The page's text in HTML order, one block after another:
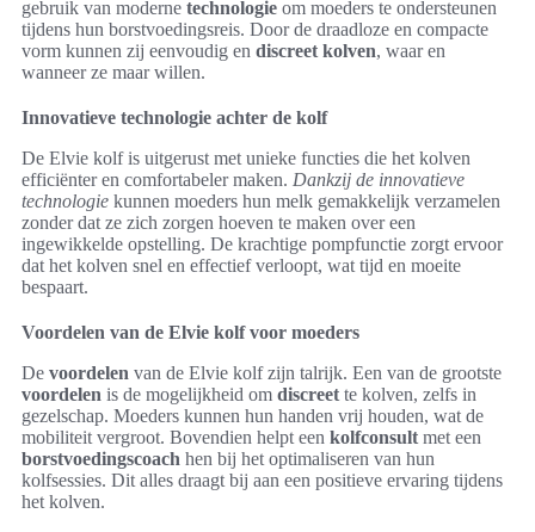
gebruik van moderne technologie om moeders te ondersteunen
tijdens hun borstvoedingsreis. Door de draadloze en compacte
vorm kunnen zij eenvoudig en discreet kolven, waar en
wanneer ze maar willen.
Innovatieve technologie achter de kolf
De Elvie kolf is uitgerust met unieke functies die het kolven
efficiënter en comfortabeler maken. Dankzij de innovatieve
technologie kunnen moeders hun melk gemakkelijk verzamelen
zonder dat ze zich zorgen hoeven te maken over een
ingewikkelde opstelling. De krachtige pompfunctie zorgt ervoor
dat het kolven snel en effectief verloopt, wat tijd en moeite
bespaart.
Voordelen van de Elvie kolf voor moeders
De voordelen van de Elvie kolf zijn talrijk. Een van de grootste
voordelen is de mogelijkheid om discreet te kolven, zelfs in
gezelschap. Moeders kunnen hun handen vrij houden, wat de
mobiliteit vergroot. Bovendien helpt een kolfconsult met een
borstvoedingscoach hen bij het optimaliseren van hun
kolfsessies. Dit alles draagt bij aan een positieve ervaring tijdens
het kolven.